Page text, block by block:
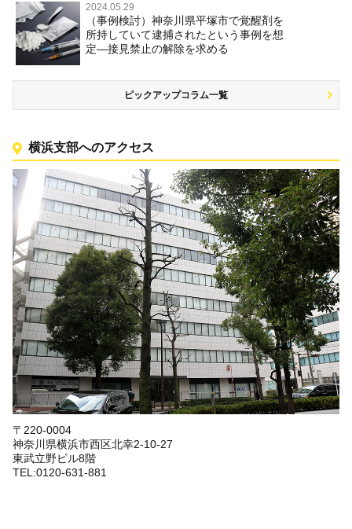
2024.05.29
（事例検討）神奈川県平塚市で覚醒剤を
所持していて逮捕されたという事例を想
定―接見禁止の解除を求める
ピックアップコラム一覧
横浜支部へのアクセス
〒220-0004
神奈川県横浜市西区北幸2-10-27
東武立野ビル8階
TEL:0120-631-881